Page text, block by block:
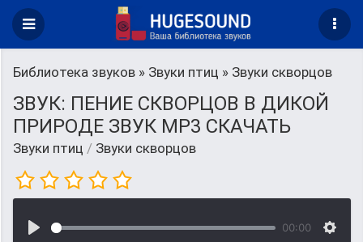
Библиотека звуков » Звуки птиц » Звуки скворцов
ЗВУК: ПЕНИЕ СКВОРЦОВ В ДИКОЙ
ПРИРОДЕ ЗВУК MP3 СКАЧАТЬ
Звуки птиц / Звуки скворцов
00:00